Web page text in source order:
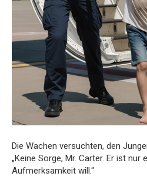
Die Wachen versuchten, den
„Keine Sorge, Mr. Carter. Er ist nur
Aufmerksamkeit will.“